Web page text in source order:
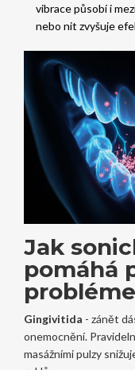
vibrace působí i
nebo nit zvyšuje
Jak
pomáhá
Gingivitida - zánět
onemocnění.
masážními pulzy